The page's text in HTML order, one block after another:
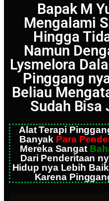
Bapak M
Mengalami
Hingga
Namun
Lysmelora
Pinggang
Beliau
Sudah Bisa
Alat Terapi
Banyak Para
Mereka Sangat
Dari Penderitaan
Hidup nya Lebih
Karena